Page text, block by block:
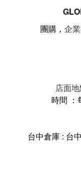
團購， 企
店面
時間 ：
台中倉庫 : 台